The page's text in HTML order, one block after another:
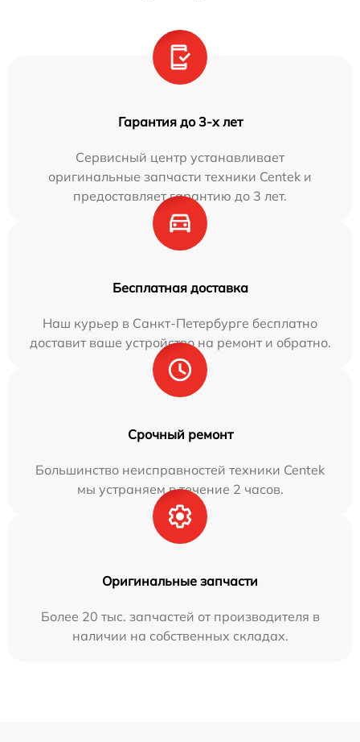
Гарантия до 3-х лет
Сервисный центр устанавливает
оригинальные запчасти техники Centek и
предоставляет гарантию до 3 лет.
Бесплатная доставка
Наш курьер в Санкт-Петербурге бесплатно
доставит ваше устройство на ремонт и обратно.
Срочный ремонт
Большинство неисправностей техники Centek
мы устраняем в течение 2 часов.
Оригинальные запчасти
Более 20 тыс. запчастей от производителя в
наличии на собственных складах.